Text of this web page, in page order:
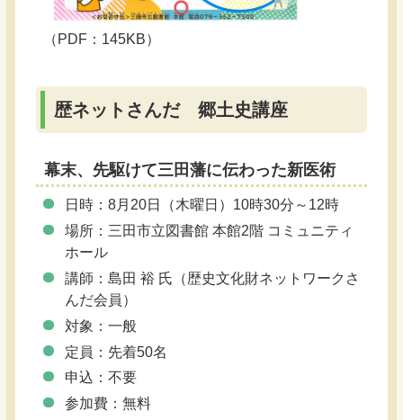
（PDF：145KB）
歴ネットさんだ 郷土史講座
幕末、先駆けて三田藩に伝わった新医術
日時：8月20日（木曜日）10時30分～12時
場所：三田市立図書館 本館2階 コミュニティ
ホール
講師：島田 裕 氏（歴史文化財ネットワークさ
んだ会員）
対象：一般
定員：先着50名
申込：不要
参加費：無料